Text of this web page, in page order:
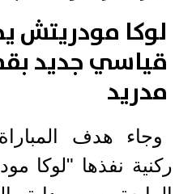
لوكا مودريتش
قياسي جديد
مدريد
وجاء هدف
ركنية نفذها "لوكا